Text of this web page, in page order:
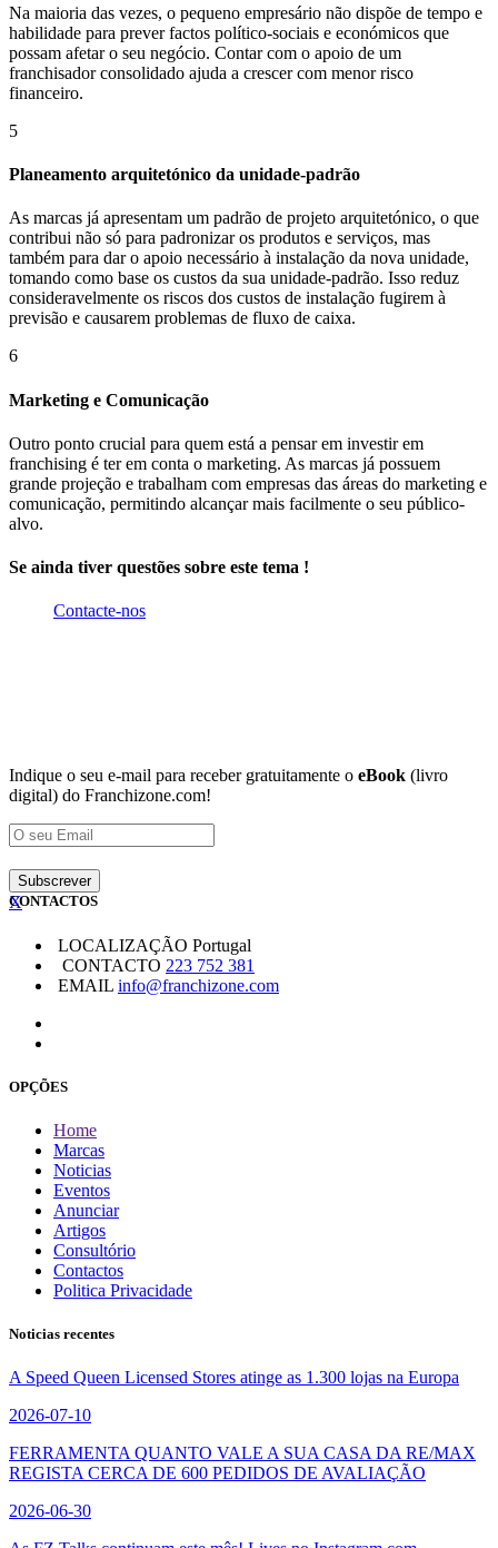
Na maioria das vezes, o pequeno empresário não dispõe de tempo e
habilidade para prever factos político-sociais e económicos que
possam afetar o seu negócio. Contar com o apoio de um
franchisador consolidado ajuda a crescer com menor risco
financeiro.
5
Planeamento arquitetónico da unidade-padrão
As marcas já apresentam um padrão de projeto arquitetónico, o que
contribui não só para padronizar os produtos e serviços, mas
também para dar o apoio necessário à instalação da nova unidade,
tomando como base os custos da sua unidade-padrão. Isso reduz
consideravelmente os riscos dos custos de instalação fugirem à
previsão e causarem problemas de fluxo de caixa.
6
Marketing e Comunicação
Outro ponto crucial para quem está a pensar em investir em
franchising é ter em conta o marketing. As marcas já possuem
grande projeção e trabalham com empresas das áreas do marketing e
comunicação, permitindo alcançar mais facilmente o seu público-
alvo.
Se ainda tiver questões sobre este tema !
Contacte-nos
Indique o seu e-mail para receber gratuitamente o eBook (livro
digital) do Franchizone.com!
X
CONTACTOS
LOCALIZAÇÃO Portugal
CONTACTO 223 752 381
EMAIL info@franchizone.com
OPÇÕES
Home
Marcas
Noticias
Eventos
Anunciar
Artigos
Consultório
Contactos
Politica Privacidade
Noticias recentes
A Speed Queen Licensed Stores atinge as 1.300 lojas na Europa
2026-07-10
FERRAMENTA QUANTO VALE A SUA CASA DA RE/MAX
REGISTA CERCA DE 600 PEDIDOS DE AVALIAÇÃO
2026-06-30